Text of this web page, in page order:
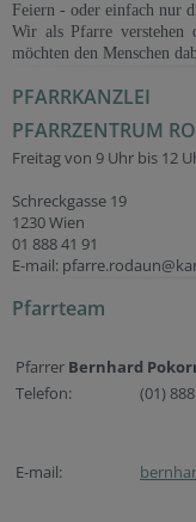
Feiern - oder einfach nur
Wir als Pfarre verstehen
möchten den Menschen
PFARRKANZLEI
PFARRZENTRUM
Freitag von 9 Uhr bis 12
Schreckgasse 19
1230 Wien
01 888 41 91
E-mail:
Pfarrteam
Pfarrer Bernhard
Telefon:
(01)
E-mail: